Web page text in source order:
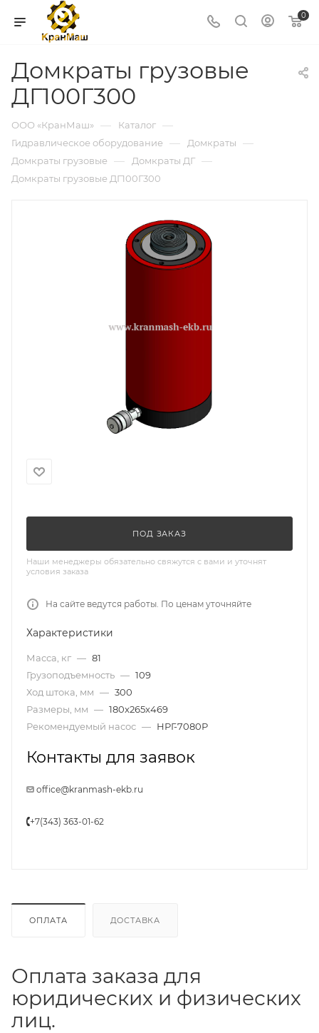
0
Домкраты грузовые
ДГ100Г300
ООО «КранМаш» — Каталог —
Гидравлическое оборудование — Домкраты —
Домкраты грузовые — Домкраты ДГ —
Домкраты грузовые ДГ100Г300
ПОД ЗАКАЗ
Наши менеджеры обязательно свяжутся с вами и уточнят
условия заказа
На сайте ведутся работы. По ценам уточняйте
Характеристики
Масса, кг — 81
Грузоподъемность — 109
Ход штока, мм — 300
Размеры, мм — 180x265x469
Рекомендуемый насос — НРГ-7080Р
Контакты для заявок
office@kranmash-ekb.ru
+7(343) 363-01-62
ОПЛАТА ДОСТАВКА
Оплата заказа для
юридических и физических
лиц.